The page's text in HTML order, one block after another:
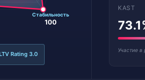
Rating 3.0
KAST
Участие в